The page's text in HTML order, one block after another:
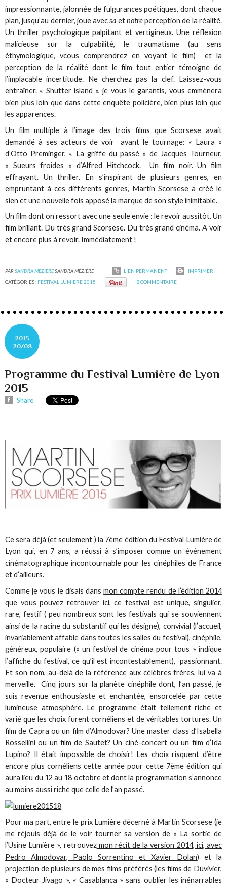
impressionnante, jalonnée de fulgurances poétiques, dont chaque
plan, jusqu’au dernier, joue avecsa etnotreperception de la réalité.
Un thriller psychologique palpitant et vertigineux. Une réflexion
malicieuse sur la culpabilité, le traumatisme (au sens
éthymologique, vcous comprendrez en voyant le film) et la
perception de la réalité dont le film tout entier témoigne de
l’implacable incertitude. Ne cherchez pas la clef. Laissez-vous
entraîner. « Shutter island », je vous le garantis, vous emmènera
bien plus loin que dans cette enquête policière, bien plus loin que
les apparences.
Un film multiple à l’image des trois films que Scorsese avait
demandé à ses acteurs de voir avant le tournage: « Laura »
d’Otto Preminger, « La griffe du passé » de Jacques Tourneur,
« Sueurs froides » d’Alfred Hitchcock. Un film noir. Un film
effrayant. Un thriller. En s’inspirant de plusieurs genres, en
empruntant à ces différents genres, Martin Scorsese a créé le
sien et une nouvelle fois apposé la marque de son style inimitable.
Un film dont on ressort avec une seule envie : le revoir aussitôt. Un
film brillant. Du très grand Scorsese. Du très grand cinéma. A voir
et encore plus à revoir. Immédiatement !
PARSANDRA MÉZIÈRESANDRA MÉZIÈRE LIEN PERMANENT
IMPRIMER
CATÉGORIES : FESTIVAL LUMIERE 2015 0COMMENTAIRE
2015
20/08
Programme du Festival Lumière de Lyon
2015
Share
Ce sera déjà (et seulement ) la 7ème édition du Festival Lumière de
Lyon qui, en 7 ans, a réussi à s’imposer comme un événement
cinématographique incontournable pour les cinéphiles de France
et d’ailleurs.
Comme je vous le disais dansmon compte rendu de l’édition 2014
que vous pouvez retrouver ici, ce festival est unique, singulier,
rare, festif ( peu nombreux sont les festivals qui se souviennent
ainsi de la racine du substantif qui les désigne), convivial (l’accueil,
invariablement affable dans toutes les salles du festival), cinéphile,
généreux, populaire (« un festival de cinéma pour tous » indique
l’affiche du festival, ce qu’il est incontestablement), passionnant.
Et son nom, au-delà de la référence aux célèbres frères, lui va à
merveille. Cinq jours sur la planète cinéphile dont, l’an passé, je
suis revenue enthousiaste et enchantée, ensorcelée par cette
lumineuse atmosphère. Le programme était tellement riche et
varié que les choix furent cornéliens et de véritables tortures. Un
film de Capra ou un film d’Almodovar? Une master class d’Isabella
Rossellini ou un film de Sautet? Un ciné-concert ou un film d’Ida
Lupino? Il était impossible de choisir! Les choix risquent d’être
encore plus cornéliens cette année pour cette 7ème édition qui
aura lieu du 12 au 18 octobre et dont la programmation s’annonce
au moins aussi riche que celle de l’an passé.
Pour ma part, entre le prix Lumière décerné à Martin Scorsese (je
me réjouis déjà de le voir tourner sa version de « La sortie de
l’Usine Lumière », retrouvezmon récit de la version 2014, ici, avec
Pedro Almodovar, Paolo Sorrentino et Xavier Dolan) et la
projection de plusieurs de mes films préférés (les films de Duvivier,
« Docteur Jivago », « Casablanca » sans oublier les inénarrables